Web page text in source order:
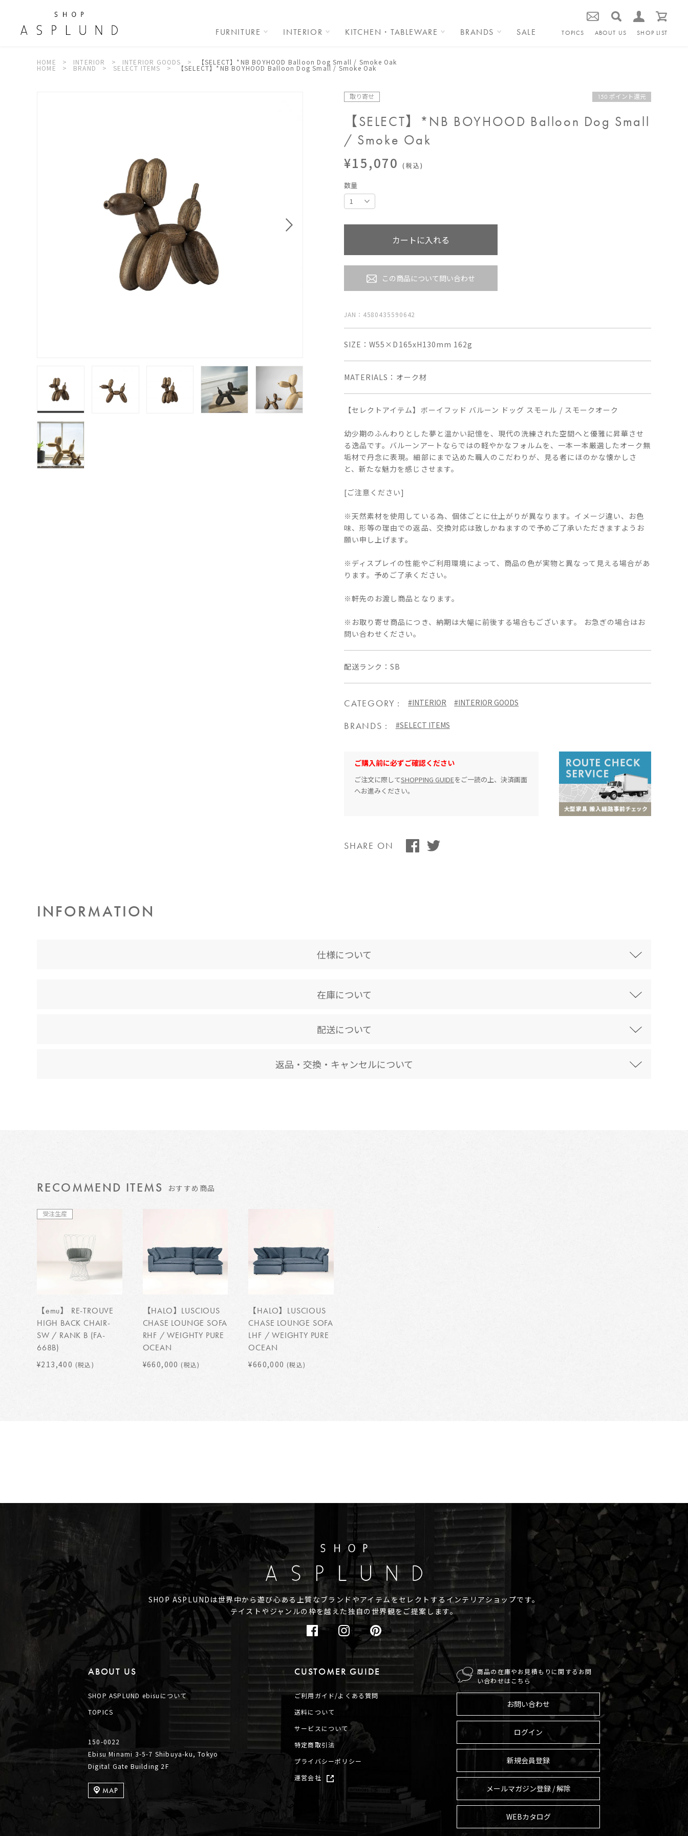
FURNITURE INTERIOR KITCHEN・TABLEWARE BRANDS SALE TOPICS ABOUT US SHOP LIST
HOME INTERIOR INTERIOR GOODS 【SELECT】*NB BOYHOOD Balloon Dog Small / Smoke Oak
HOME BRAND SELECT ITEMS 【SELECT】*NB BOYHOOD Balloon Dog Small / Smoke Oak
取り寄せ 150 ポイント還元
【SELECT】*NB BOYHOOD Balloon Dog Small
/ Smoke Oak
¥15,070(税込)
数量
カートに入れる
この商品について問い合わせ
JAN：4580435590642
SIZE W55×D165xH130mm 162g
MATERIALS オーク材
【セレクトアイテム】ボーイフッド バルーン ドッグ スモール / スモークオーク
幼少期のふんわりとした夢と温かい記憶を、現代の洗練された空間へと優雅に昇華させ
る逸品です。バルーンアートならではの軽やかなフォルムを、一本一本厳選したオーク無
垢材で丹念に表現。細部にまで込めた職人のこだわりが、見る者にほのかな懐かしさ
と、新たな魅力を感じさせます。
[ご注意ください]
※天然素材を使用している為、個体ごとに仕上がりが異なります。イメージ違い、お色
味、形等の理由での返品、交換対応は致しかねますので予めご了承いただきますようお
願い申し上げます。
※ディスプレイの性能やご利用環境によって、商品の色が実物と異なって見える場合があ
ります。予めご了承ください。
※軒先のお渡し商品となります。
※お取り寄せ商品につき、納期は大幅に前後する場合もございます。 お急ぎの場合はお
問い合わせください。
配送ランク SB
CATEGORY #INTERIOR #INTERIOR GOODS
BRANDS #SELECT ITEMS
ご購入前に必ずご確認ください
ご注文に際してSHOPPING GUIDEをご一読の上、決済画面
へお進みください。
SHARE ON
INFORMATION
仕様について
在庫について
配送について
返品・交換・キャンセルについて
RECOMMEND ITEMS おすすめ商品
受注生産
【emu】 RE-TROUVE
HIGH BACK CHAIR-
SW / RANK B (FA-
668B)
¥213,400 (税込)
【HALO】LUSCIOUS
CHASE LOUNGE SOFA
RHF / WEIGHTY PURE
OCEAN
¥660,000 (税込)
【HALO】LUSCIOUS
CHASE LOUNGE SOFA
LHF / WEIGHTY PURE
OCEAN
¥660,000 (税込)
SHOP ASPLUNDは世界中から遊び心ある 上質なブランドやアイテムをセレクトする インテリアショップです。
テイストやジャンルの枠を越えた独自の世界観をご提案します。
商品の在庫やお見積もりに関するお問
い合わせはこちら
お問い合わせ
ログイン
新規会員登録
メールマガジン登録 / 解除
WEBカタログ
ABOUT US
SHOP ASPLUND ebisuについて
TOPICS
150-0022
Ebisu Minami 3-5-7 Shibuya-ku, Tokyo
Digital Gate Building 2F
MAP
CUSTOMER GUIDE
ご利用ガイド/よくある質問
送料について
サービスについて
特定商取引法
プライバシーポリシー
運営会社